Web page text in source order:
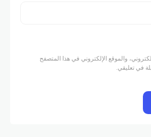
والموقع الإلكتروني في هذا المتصفح
في تعليقي.